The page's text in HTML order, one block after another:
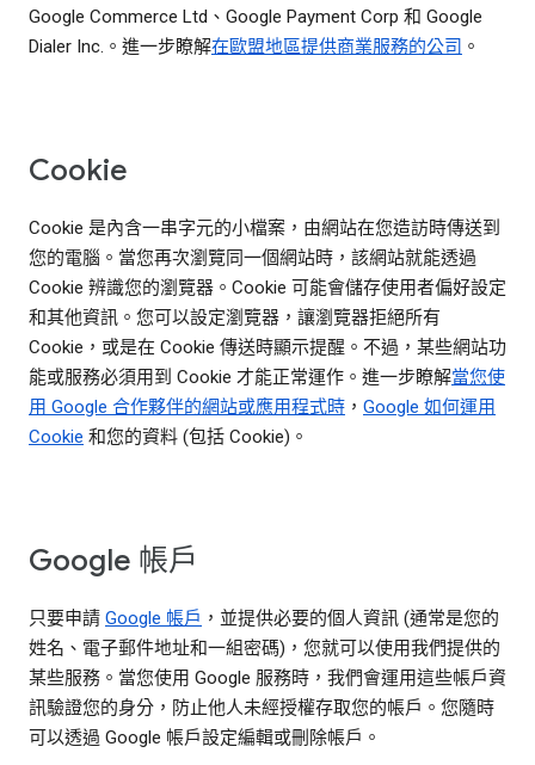
Google Commerce Ltd、Google Payment Corp 和 Google
Dialer Inc.。進一步瞭解在歐盟地區提供商業服務的公司 。
Cookie
Cookie 是內含一串字元的小檔案，由網站在您造訪時傳送到
您的電腦。當您再次瀏覽同一個網站時，該網站就能透過
Cookie 辨識您的瀏覽器。Cookie 可能會儲存使用者偏好設定
和其他資訊。您可以設定瀏覽器，讓瀏覽器拒絕所有
Cookie，或是在 Cookie 傳送時顯示提醒。不過，某些網站功
能或服務必須用到 Cookie 才能正常運作。進一步瞭解當您使
用 Google 合作夥伴的網站或應用程式時 ， Google 如何運用
Cookie 和您的資料 (包括 Cookie)。
Google 帳戶
只要申請 Google 帳戶 ，並提供必要的個人資訊 (通常是您的
姓名、電子郵件地址和一組密碼)，您就可以使用我們提供的
某些服務。當您使用 Google 服務時，我們會運用這些帳戶資
訊驗證您的身分，防止他人未經授權存取您的帳戶。您隨時
可以透過 Google 帳戶設定編輯或刪除帳戶。